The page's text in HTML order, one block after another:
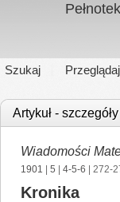
Szukaj Przeglądaj
Artykuł - szczegóły
Wiadomości
1901 5 4-5-6 | 272-
Kronika